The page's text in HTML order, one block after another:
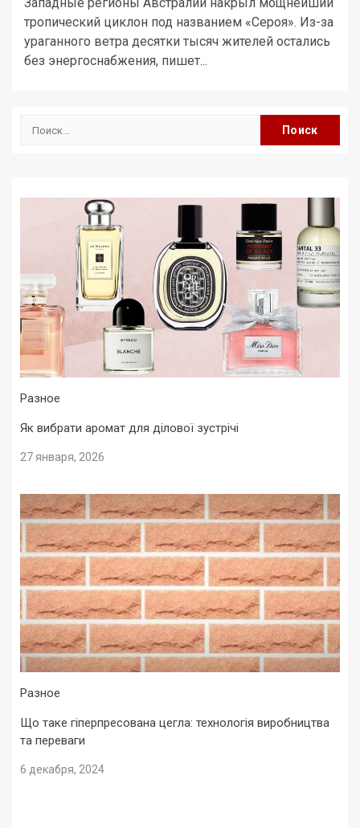
тропический циклон под названием «Сероя». Из-за
ураганного ветра десятки тысяч жителей остались
без энергоснабжения, пишет...
Найти:
Разное
Як вибрати аромат для ділової зустрічі
27 января, 2026
Разное
Що таке гіперпресована цегла: технологія виробництва
та переваги
6 декабря, 2024